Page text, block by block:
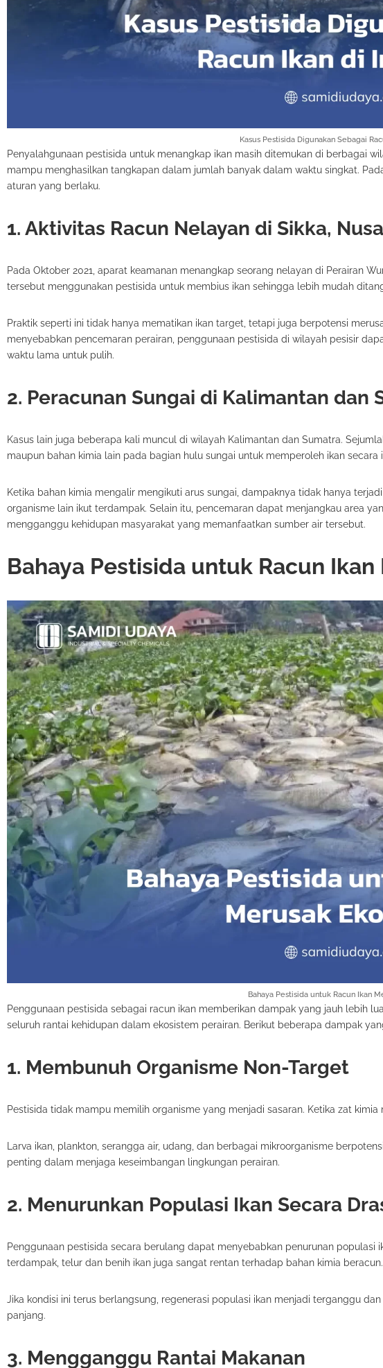
Kasus Pestisida Digunakan Sebagai
Penyalahgunaan pestisida untuk menangkap ikan masih ditemukan di berbagai
mampu menghasilkan tangkapan dalam jumlah banyak dalam waktu singkat.
aturan yang berlaku.
1. Aktivitas Racun Nelayan di Sikka,
Pada Oktober 2021, aparat keamanan menangkap seorang nelayan di Perairan
tersebut menggunakan pestisida untuk membius ikan sehingga lebih mudah
Praktik seperti ini tidak hanya mematikan ikan target, tetapi juga berpotensi
menyebabkan pencemaran perairan, penggunaan pestisida di wilayah pesisir
waktu lama untuk pulih.
2. Peracunan Sungai di Kalimantan dan
Kasus lain juga beberapa kali muncul di wilayah Kalimantan dan Sumatra.
maupun bahan kimia lain pada bagian hulu sungai untuk memperoleh ikan secara
Ketika bahan kimia mengalir mengikuti arus sungai, dampaknya tidak hanya
organisme lain ikut terdampak. Selain itu, pencemaran dapat menjangkau area
mengganggu kehidupan masyarakat yang memanfaatkan sumber air tersebut.
Bahaya Pestisida untuk Racun
Bahaya Pestisida untuk Racun Ikan
Penggunaan pestisida sebagai racun ikan memberikan dampak yang jauh lebih
seluruh rantai kehidupan dalam ekosistem perairan. Berikut beberapa dampak
1. Membunuh Organisme Non-Target
Pestisida tidak mampu memilih organisme yang menjadi sasaran. Ketika zat
Larva ikan, plankton, serangga air, udang, dan berbagai mikroorganisme
penting dalam menjaga keseimbangan lingkungan perairan.
2. Menurunkan Populasi Ikan Secara
Penggunaan pestisida secara berulang dapat menyebabkan penurunan populasi
terdampak, telur dan benih ikan juga sangat rentan terhadap bahan kimia beracun.
Jika kondisi ini terus berlangsung, regenerasi populasi ikan menjadi terganggu
panjang.
3. Mengganggu Rantai Makanan